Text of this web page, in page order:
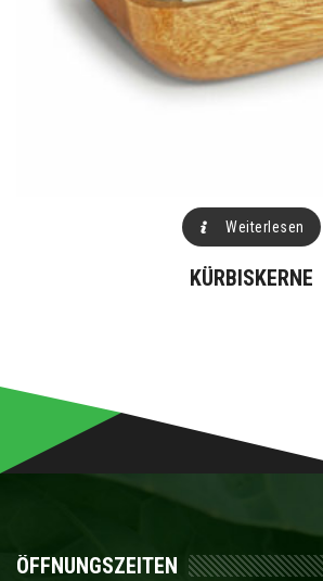
Weiterlesen
KÜRBISKERNE
ÖFFNUNGSZEITEN